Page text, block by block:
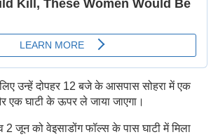
उन्हें दोपहर 12 बजे के आसपास सोहरा में एक
एक घाटी के ऊपर ले जाया जाएगा।
2 जून को वेइसाडोंग फॉल्स के पास घाटी में मिला